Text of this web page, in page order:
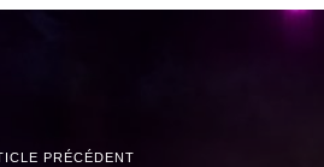
PRÉCÉDENT